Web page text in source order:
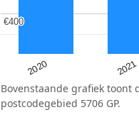
2020 2021
€400
€400
Bovenstaande grafiek toont
postcodegebied 5706 GP.